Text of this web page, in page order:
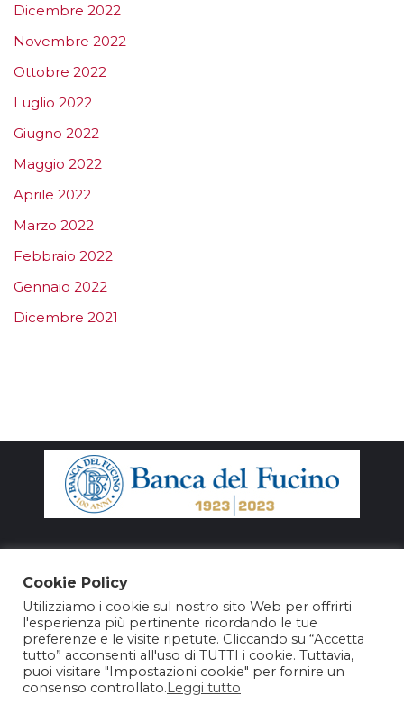
Dicembre 2022
Novembre 2022
Ottobre 2022
Luglio 2022
Giugno 2022
Maggio 2022
Aprile 2022
Marzo 2022
Febbraio 2022
Gennaio 2022
Dicembre 2021
Cookie Policy
Utilizziamo i cookie sul nostro sito Web per offrirti
l'esperienza più pertinente ricordando le tue
preferenze e le visite ripetute. Cliccando su “Accetta
tutto” acconsenti all'uso di TUTTI i cookie. Tuttavia,
puoi visitare "Impostazioni cookie" per fornire un
consenso controllato.Leggi tutto